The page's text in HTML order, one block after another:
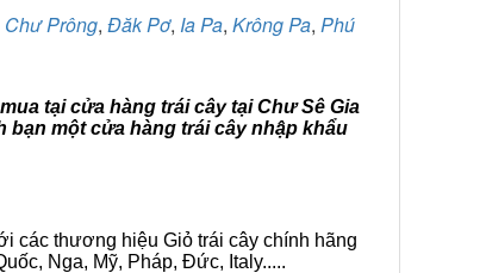
Chư Prông, Đăk Pơ, Ia Pa, Krông Pa, Phú
tại cửa hàng trái cây tại Chư Sê Gia
bạn một cửa hàng trái cây nhập khẩu
các thương hiệu Giỏ trái cây chính hãng
Nga, Mỹ, Pháp, Đức, Italy.....